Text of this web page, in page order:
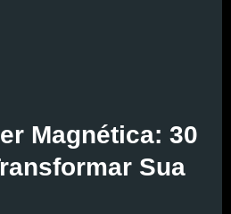
Magnética: 30
Sua